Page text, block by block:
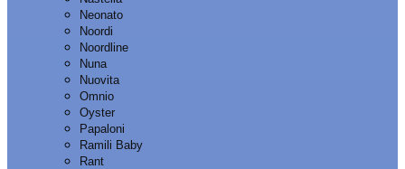
Neonato
Noordi
Noordline
Nuna
Nuovita
Omnio
Oyster
Papaloni
Ramili Baby
Rant